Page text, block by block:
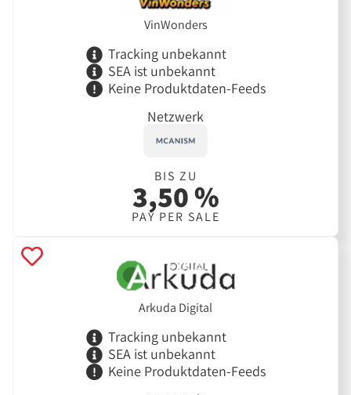
VinWonders
Tracking unbekannt
SEA ist unbekannt
Keine Produktdaten-Feeds
Netzwerk
BIS ZU
3,50 %
PAY PER SALE
Arkuda Digital
Tracking unbekannt
SEA ist unbekannt
Keine Produktdaten-Feeds